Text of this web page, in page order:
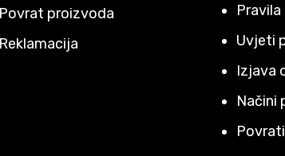
Povrat proizvoda
Reklamacija
Uvjeti
Izjava
Načini